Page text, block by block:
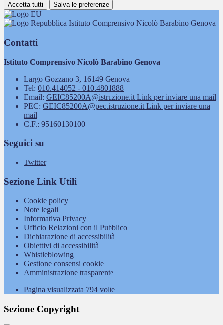
Accetta tutti Salva le preferenze
Istituto Comprensivo Nicolò Barabino Genova
Contatti
Istituto Comprensivo Nicolò Barabino Genova
Largo Gozzano 3, 16149 Genova
Tel: 010.414052 - 010.4801888
Email: GEIC85200A@istruzione.it Link per inviare una mail
PEC: GEIC85200A@pec.istruzione.it Link per inviare una
mail
C.F.: 95160130100
Seguici su
Twitter
Sezione Link Utili
Cookie policy
Note legali
Informativa Privacy
Ufficio Relazioni con il Pubblico
Dichiarazione di accessibilità
Obiettivi di accessibilità
Whistleblowing
Gestione consensi cookie
Amministrazione trasparente
Pagina visualizzata 794 volte
Sezione Copyright